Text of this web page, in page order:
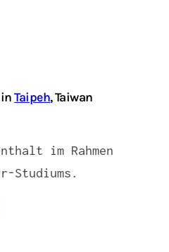
inTaipeh, Taiwan
im Rahmen
Studiums.